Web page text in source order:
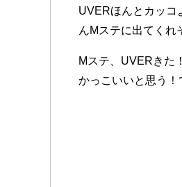
UVERほんとカッコ
んMステに出てくれ
Mステ、UVERきた
かっこいいと思う！